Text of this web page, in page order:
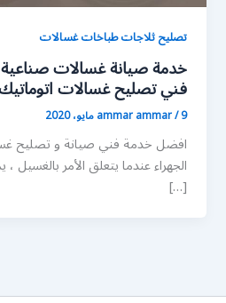
تصليح ثلاجات طباخات غسالات
فني تصليح غسالات
ammar ammar/9 مايو، 2020
افضل خدمة فني صيانة و تصليح
الجهراء عندما يتعلق الأمر بالغسيل
[…]